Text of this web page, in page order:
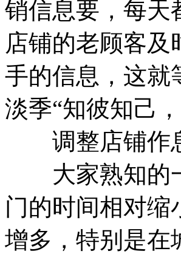
销信息要，每天
店铺的老顾客
手的信息，这就
淡季“知彼知己
调整店铺作
大家熟知的一
门的时间相对缩
增多，特别是在